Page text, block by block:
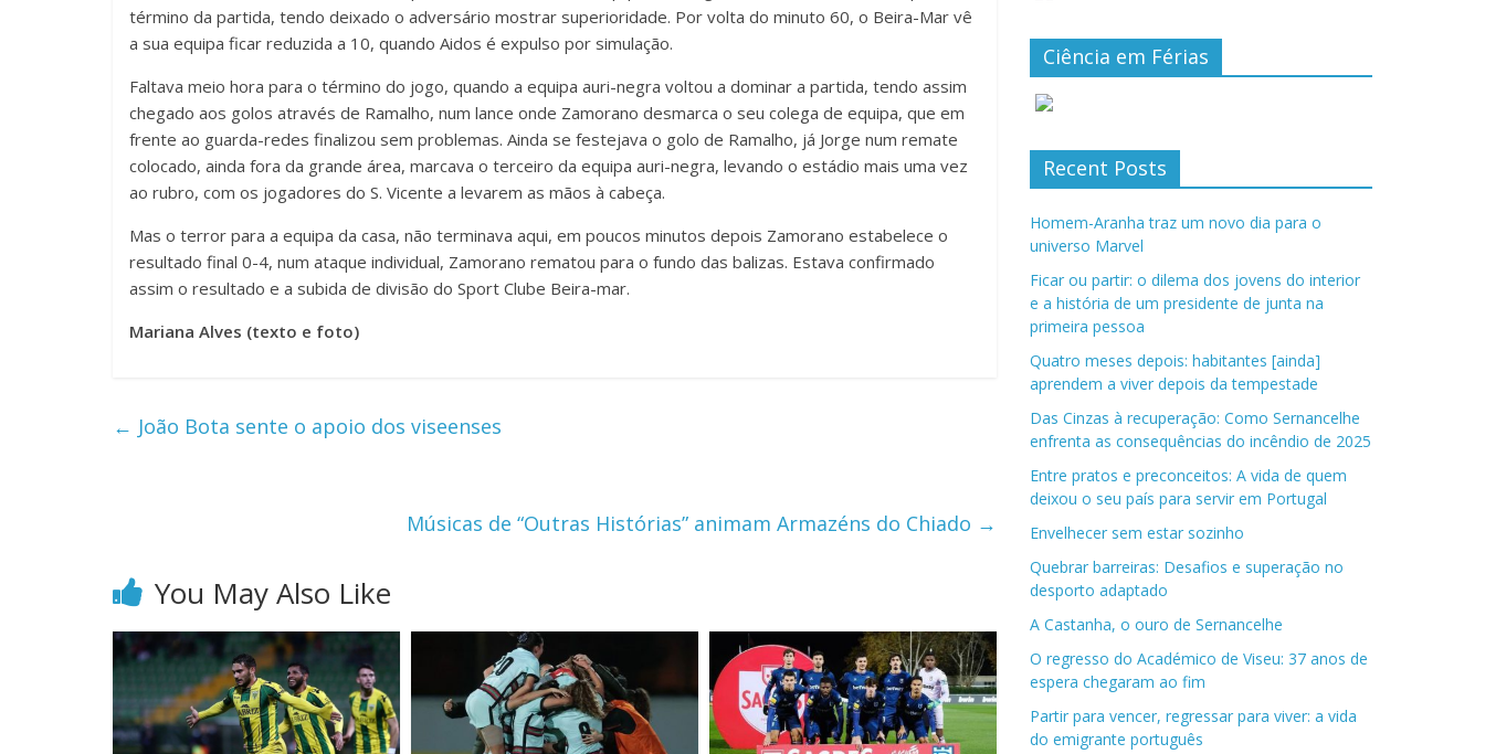
término da partida, tendo deixado o adversário mostrar superioridade. Por volta do minuto 60, o Beira-Mar vê
a sua equipa ficar reduzida a 10, quando Aidos é expulso por simulação.
Faltava meio hora para o término do jogo, quando a equipa auri-negra voltou a dominar a partida, tendo assim
chegado aos golos através de Ramalho, num lance onde Zamorano desmarca o seu colega de equipa, que em
frente ao guarda-redes finalizou sem problemas. Ainda se festejava o golo de Ramalho, já Jorge num remate
colocado, ainda fora da grande área, marcava o terceiro da equipa auri-negra, levando o estádio mais uma vez
ao rubro, com os jogadores do S. Vicente a levarem as mãos à cabeça.
Mas o terror para a equipa da casa, não terminava aqui, em poucos minutos depois Zamorano estabelece o
resultado final 0-4, num ataque individual, Zamorano rematou para o fundo das balizas. Estava confirmado
assim o resultado e a subida de divisão do Sport Clube Beira-mar.
Mariana Alves (texto e foto)
← João Bota sente o apoio dos viseenses
Músicas de “Outras Histórias” animam Armazéns do Chiado →
You May Also Like
Ciência em Férias
Recent Posts
Homem-Aranha traz um novo dia para o
universo Marvel
Ficar ou partir: o dilema dos jovens do interior
e a história de um presidente de junta na
primeira pessoa
Quatro meses depois: habitantes [ainda]
aprendem a viver depois da tempestade
Das Cinzas à recuperação: Como Sernancelhe
enfrenta as consequências do incêndio de 2025
Entre pratos e preconceitos: A vida de quem
deixou o seu país para servir em Portugal
Envelhecer sem estar sozinho
Quebrar barreiras: Desafios e superação no
desporto adaptado
A Castanha, o ouro de Sernancelhe
O regresso do Académico de Viseu: 37 anos de
espera chegaram ao fim
Partir para vencer, regressar para viver: a vida
do emigrante português